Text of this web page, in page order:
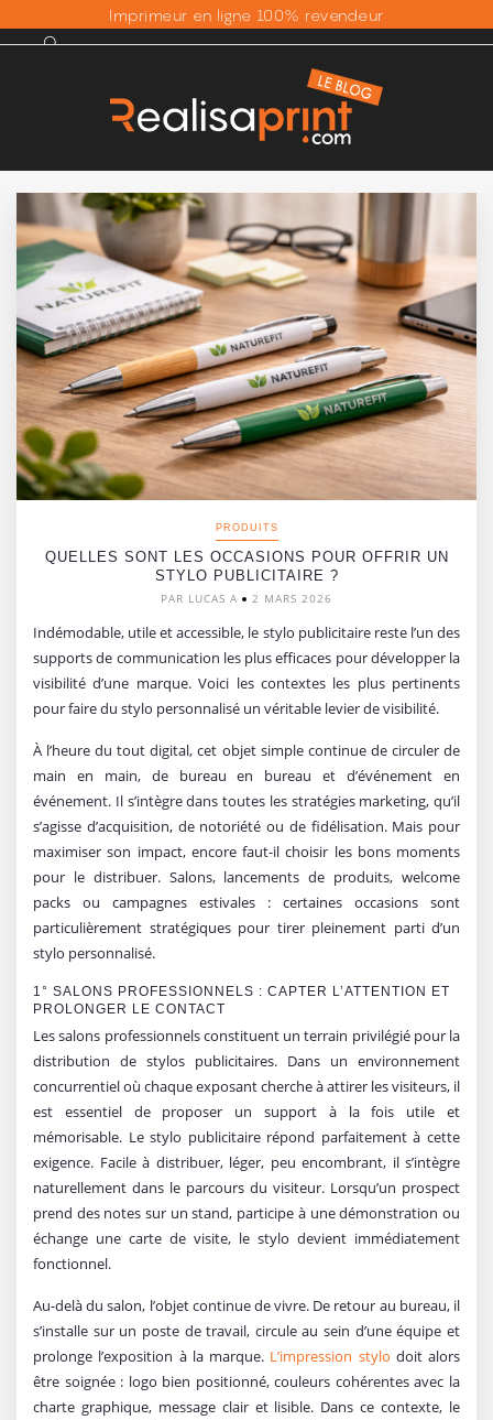
Imprimeur en ligne 100% revendeur
PRODUITS
QUELLES SONT LES OCCASIONS POUR OFFRIR UN
STYLO PUBLICITAIRE ?
PAR LUCAS A 2 MARS 2026
Indémodable, utile et accessible, le stylo publicitaire reste l’un des
supports de communication les plus efficaces pour développer la
visibilité d’une marque. Voici les contextes les plus pertinents
pour faire du stylo personnalisé un véritable levier de visibilité.
À l’heure du tout digital, cet objet simple continue de circuler de
main en main, de bureau en bureau et d’événement en
événement. Il s’intègre dans toutes les stratégies marketing, qu’il
s’agisse d’acquisition, de notoriété ou de fidélisation. Mais pour
maximiser son impact, encore faut-il choisir les bons moments
pour le distribuer. Salons, lancements de produits, welcome
packs ou campagnes estivales : certaines occasions sont
particulièrement stratégiques pour tirer pleinement parti d’un
stylo personnalisé.
1° SALONS PROFESSIONNELS : CAPTER L’ATTENTION ET
PROLONGER LE CONTACT
Les salons professionnels constituent un terrain privilégié pour la
distribution de stylos publicitaires. Dans un environnement
concurrentiel où chaque exposant cherche à attirer les visiteurs, il
est essentiel de proposer un support à la fois utile et
mémorisable. Le stylo publicitaire répond parfaitement à cette
exigence. Facile à distribuer, léger, peu encombrant, il s’intègre
naturellement dans le parcours du visiteur. Lorsqu’un prospect
prend des notes sur un stand, participe à une démonstration ou
échange une carte de visite, le stylo devient immédiatement
fonctionnel.
Au-delà du salon, l’objet continue de vivre. De retour au bureau, il
s’installe sur un poste de travail, circule au sein d’une équipe et
prolonge l’exposition à la marque. L’impression stylo doit alors
être soignée : logo bien positionné, couleurs cohérentes avec la
charte graphique, message clair et lisible. Dans ce contexte, le